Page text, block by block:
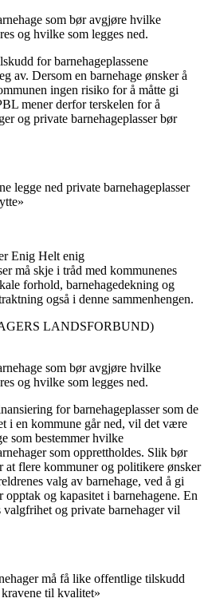
som bør avgjøre hvilke
og hvilke som legges ned.
for barnehageplassene
av. Dersom en barnehage ønsker å
ingen risiko for å måtte gi
mener derfor terskelen for å
og private barnehageplasser bør
legge ned private barnehageplasser
Enig Helt enig
må skje i tråd med kommunenes
forhold, barnehagedekning og
også i denne sammenhengen.
LANDSFORBUND)
som bør avgjøre hvilke
og hvilke som legges ned.
for barnehageplasser som de
i en kommune går ned, vil det være
som bestemmer hvilke
som opprettholdes. Slik bør
flere kommuner og politikere ønsker
valg av barnehage, ved å gi
og kapasitet i barnehagene. En
og private barnehager vil
må få like offentlige tilskudd
til kvalitet»